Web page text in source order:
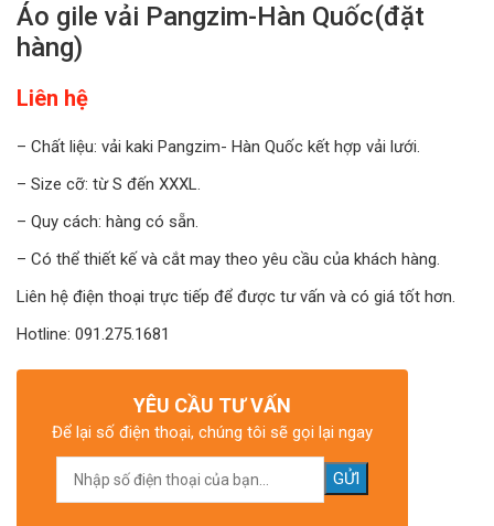
Áo gile vải Pangzim-Hàn Quốc(đặt
hàng)
Liên hệ
– Chất liệu: vải kaki Pangzim- Hàn Quốc kết hợp vải lưới.
– Size cỡ: từ S đến XXXL.
– Quy cách: hàng có sẵn.
– Có thể thiết kế và cắt may theo yêu cầu của khách hàng.
Liên hệ điện thoại trực tiếp để được tư vấn và có giá tốt hơn.
Hotline: 091.275.1681
YÊU CẦU TƯ VẤN
Để lại số điện thoại, chúng tôi sẽ gọi lại ngay